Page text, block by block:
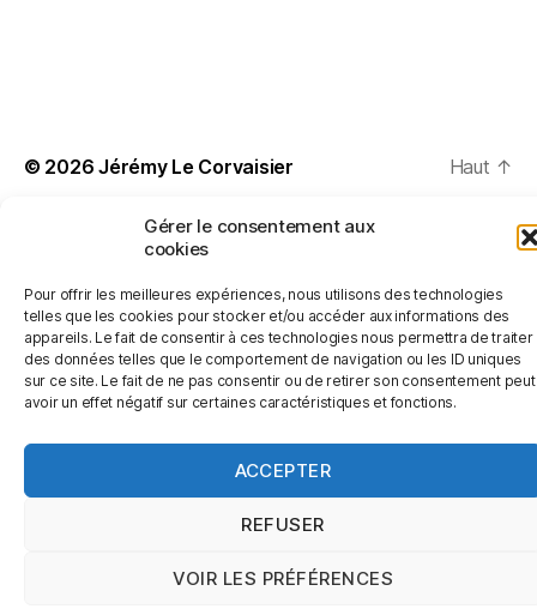
Gérer le consentement aux
cookies
Pour offrir les meilleures expériences, nous utilisons des technologies
telles que les cookies pour stocker et/ou accéder aux informations des
appareils. Le fait de consentir à ces technologies nous permettra de traiter
des données telles que le comportement de navigation ou les ID uniques
sur ce site. Le fait de ne pas consentir ou de retirer son consentement peut
avoir un effet négatif sur certaines caractéristiques et fonctions.
ACCEPTER
REFUSER
VOIR LES PRÉFÉRENCES
© 2026Jérémy Le Corvaisier
Haut ↑